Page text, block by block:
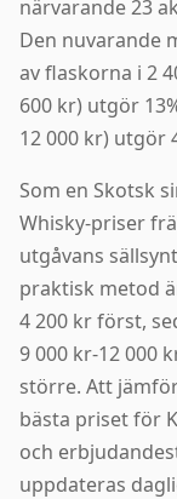
närvarande 23
Den nuvarande
av flaskorna i 2
600 kr) utgör
12 000 kr) utgör
Som en Skotsk
Whisky-priser
utgåvans
praktisk metod
4 200 kr först,
9 000 kr-12 000
större. Att
bästa priset för
och
uppdateras